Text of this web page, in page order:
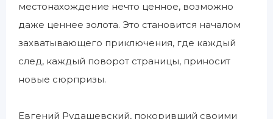
местонахождение нечто ценное, возможно
даже ценнее золота. Это становится началом
захватывающего приключения, где каждый
след, каждый поворот страницы, приносит
новые сюрпризы.
Евгений Рудашевский, покоривший своими